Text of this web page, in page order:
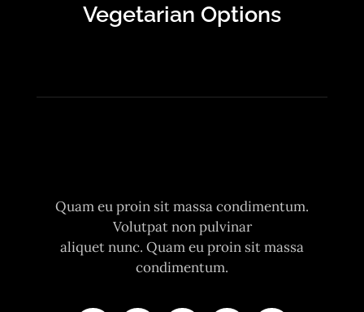
Vegetarian Options
Quam eu proin sit massa condimentum.
Volutpat non pulvinar
aliquet nunc. Quam eu proin sit massa
condimentum.